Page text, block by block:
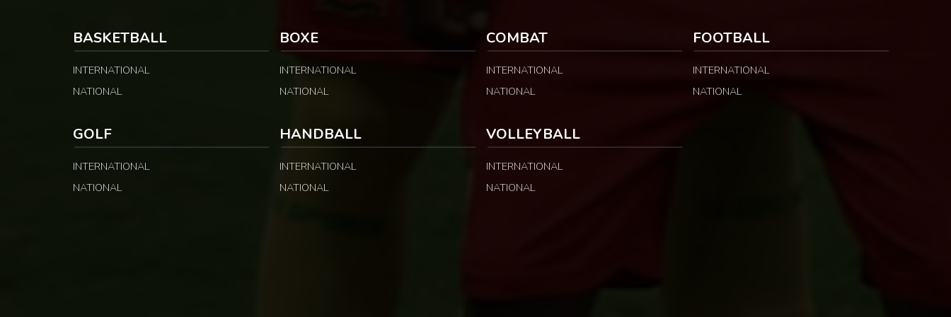
BASKETBALL
INTERNATIONAL
NATIONAL
BOXE
INTERNATIONAL
NATIONAL
COMBAT
INTERNATIONAL
NATIONAL
FOOTBALL
INTERNATIONAL
NATIONAL
GOLF
INTERNATIONAL
NATIONAL
HANDBALL
INTERNATIONAL
NATIONAL
VOLLEYBALL
INTERNATIONAL
NATIONAL